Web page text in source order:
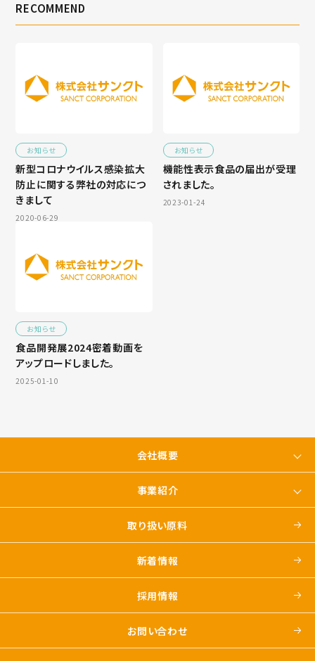
RECOMMEND
お知らせ
新型コロナウイルス感染拡大
防止に関する弊社の対応につ
きまして
2020-06-29
お知らせ
機能性表示食品の届出が受理
されました。
2023-01-24
お知らせ
食品開発展2024密着動画を
アップロードしました。
2025-01-10
会社概要
事業紹介
取り扱い原料
新着情報
採用情報
お問い合わせ